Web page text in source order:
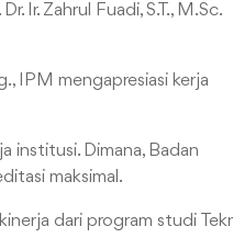
Ir. Zahrul Fuadi, S.T., M.Sc.
IPM mengapresiasi kerja
institusi. Dimana, Badan
maksimal.
dari program studi